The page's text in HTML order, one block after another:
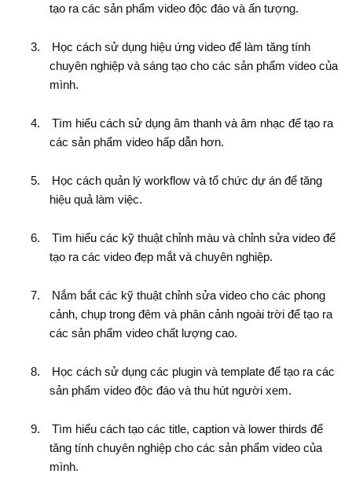
tạo ra các sản phẩm video độc đáo và ấn tượng.
3.
Học cách sử dụng hiệu ứng video để làm tăng tính
chuyên nghiệp và sáng tạo cho các sản phẩm video của
mình.
4.
Tìm hiểu cách sử dụng âm thanh và âm nhạc để tạo ra
các sản phẩm video hấp dẫn hơn.
5.
Học cách quản lý workflow và tổ chức dự án để tăng
hiệu quả làm việc.
6.
Tìm hiểu các kỹ thuật chỉnh màu và chỉnh sửa video để
tạo ra các video đẹp mắt và chuyên nghiệp.
7.
Nắm bắt các kỹ thuật chỉnh sửa video cho các phong
cảnh, chụp trong đêm và phân cảnh ngoài trời để tạo ra
các sản phẩm video chất lượng cao.
8.
Học cách sử dụng các plugin và template để tạo ra các
sản phẩm video độc đáo và thu hút người xem.
9.
Tìm hiểu cách tạo các title, caption và lower thirds để
tăng tính chuyên nghiệp cho các sản phẩm video của
mình.